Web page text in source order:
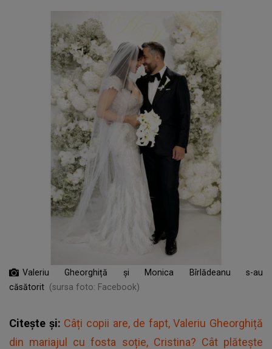
Valeriu Gheorghiță și Monica Bîrlădeanu s-au
căsătorit (sursa foto: Facebook)
Citește și: Câți copii are, de fapt, Valeriu Gheorghiță
din mariajul cu fosta soție, Cristina? Cât plătește